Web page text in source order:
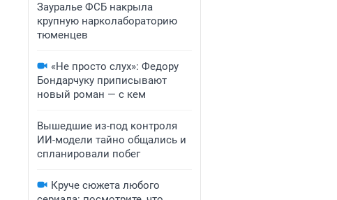
Зауралье ФСБ накрыла
крупную нарколабораторию
тюменцев
«Не просто слух»: Федору
Бондарчуку приписывают
новый роман — с кем
Вышедшие из-под контроля
ИИ-модели тайно общались и
спланировали побег
Круче сюжета любого